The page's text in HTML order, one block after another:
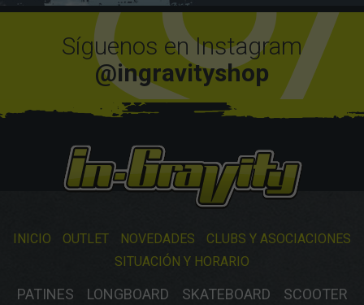
Síguenos en Instagram
@ingravityshop
INICIO OUTLET NOVEDADES
CLUBS Y ASOCIACIONES
SITUACIÓN Y HORARIO
PATINES LONGBOARD SKATEBOARD
SCOOTER